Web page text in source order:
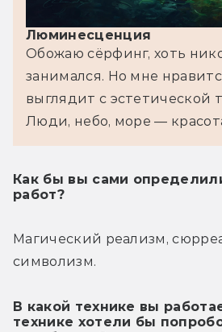
Люминесценция
Обожаю сёрфинг, хоть
занимался. Но мне
выглядит с эстетической
Люди, небо, море —
Как бы вы сами
работ?
Магический реализм,
символизм.
В какой технике вы
технике хотели бы